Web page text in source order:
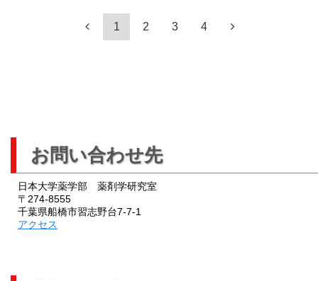
1 2 3 4
お問い合わせ先
日本大学薬学部 薬剤学研究室
〒274-8555
千葉県船橋市習志野台7-7-1
アクセス